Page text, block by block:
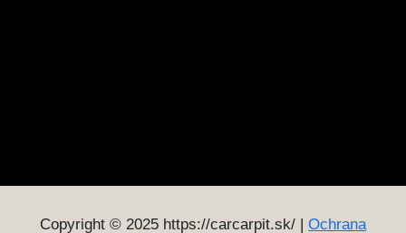
Copyright © 2025 https://carcarpit.sk/ | Ochrana